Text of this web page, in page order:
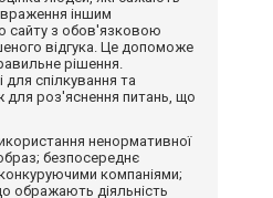
іншим
сайту з обов'язковою
відгука. Це допоможе
рішення.
для спілкування та
для роз'яснення питань, що
ненормативної
безпосереднє
компаніями;
ображають діяльність